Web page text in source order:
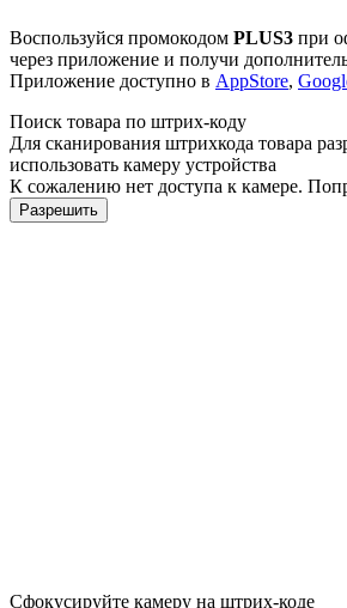
Воспользуйся промокодом PLUS3 при
через приложение и получи
Приложение доступно в AppStore,
Поиск товара по штрих-коду
Для сканирования штрихкода товара
использовать камеру устройства
К сожалению нет доступа к камере.
Разрешить
Сфокусируйте камеру на штрих-коде